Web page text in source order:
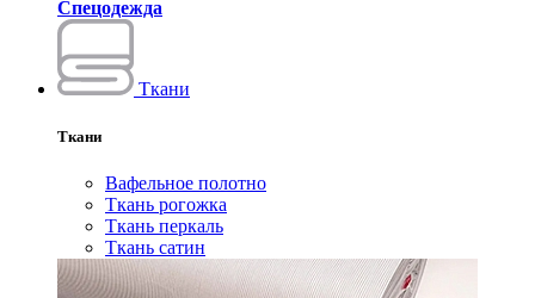
Спецодежда
Ткани
Ткани
Вафельное полотно
Ткань рогожка
Ткань перкаль
Ткань сатин